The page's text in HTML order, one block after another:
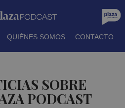
QUIÉNES SOMOS CONTACTO
SOBRE
PODCAST